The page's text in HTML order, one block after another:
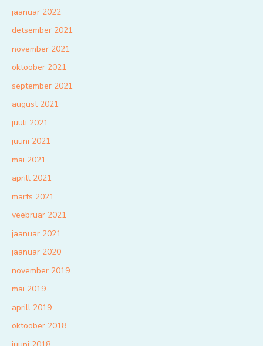
jaanuar 2022
detsember 2021
november 2021
oktoober 2021
september 2021
august 2021
juuli 2021
juuni 2021
mai 2021
aprill 2021
märts 2021
veebruar 2021
jaanuar 2021
jaanuar 2020
november 2019
mai 2019
aprill 2019
oktoober 2018